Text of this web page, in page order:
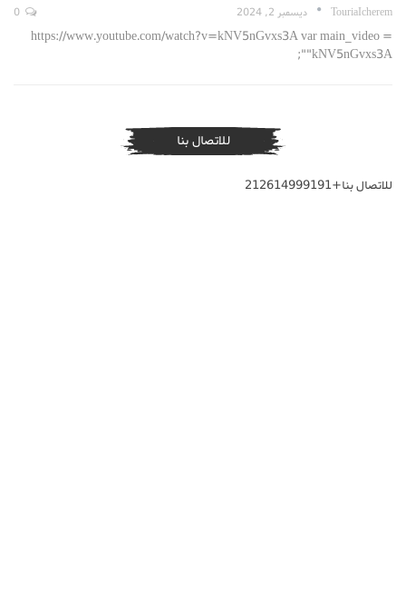
TouriaIcherem ديسمبر 2, 2024
https://www.youtube.com/watch?v=kNV5nGvxs3A var main_video =
"kNV5nGvxs3A";
للاتصال بنا
للاتصال بنا+212614999191